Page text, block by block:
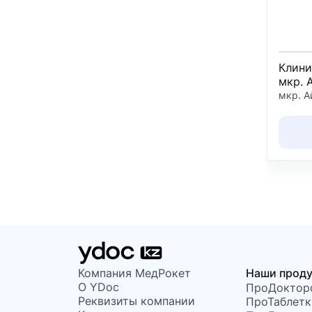
мкр.
мкр.
Компания МедРокет
О YDoc
Реквизиты компании
Наши